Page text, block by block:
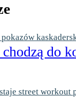
do
street workout